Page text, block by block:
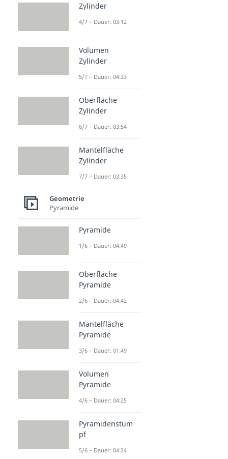
Zylinder
4/7 – Dauer: 03:12
Volumen
Zylinder
5/7 – Dauer: 04:33
Oberfläche
Zylinder
6/7 – Dauer: 03:54
Mantelfläche
Zylinder
7/7 – Dauer: 03:35
Geometrie
Pyramide
Pyramide
1/6 – Dauer: 04:49
Oberfläche
Pyramide
2/6 – Dauer: 04:42
Mantelfläche
Pyramide
3/6 – Dauer: 01:49
Volumen
Pyramide
4/6 – Dauer: 04:25
Pyramidenstum
pf
5/6 – Dauer: 04:24